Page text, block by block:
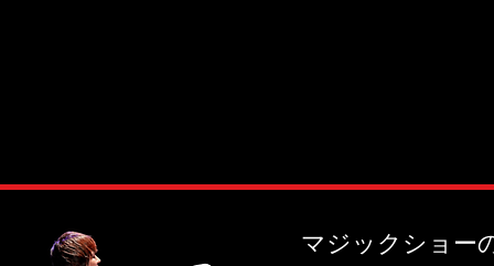
マジックショー